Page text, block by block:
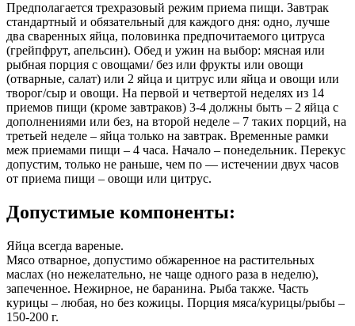
Предполагается трехразовый режим приема пищи. Завтрак
стандартный и обязательный для каждого дня: одно, лучше
два сваренных яйца, половинка предпочитаемого цитруса
(грейпфрут, апельсин). Обед и ужин на выбор: мясная или
рыбная порция с овощами/ без или фрукты или овощи
(отварные, салат) или 2 яйца и цитрус или яйца и овощи или
творог/сыр и овощи. На первой и четвертой неделях из 14
приемов пищи (кроме завтраков) 3-4 должны быть – 2 яйца с
дополнениями или без, на второй неделе – 7 таких порций, на
третьей неделе – яйца только на завтрак. Временные рамки
меж приемами пищи – 4 часа. Начало – понедельник. Перекус
допустим, только не раньше, чем по — истечении двух часов
от приема пищи – овощи или цитрус.
Допустимые компоненты:
Яйца всегда вареные.
Мясо отварное, допустимо обжаренное на растительных
маслах (но нежелательно, не чаще одного раза в неделю),
запеченное. Нежирное, не баранина. Рыба также. Часть
курицы – любая, но без кожицы. Порция мяса/курицы/рыбы –
150-200 г.